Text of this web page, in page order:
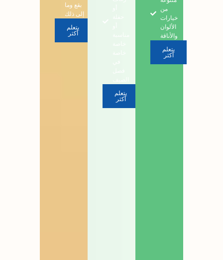
بقع وما
إلى ذلك
يتعلم
أكثر
يتعلم
أكثر
من
خيارات
الألوان
والأناقة
يتعلم
أكثر